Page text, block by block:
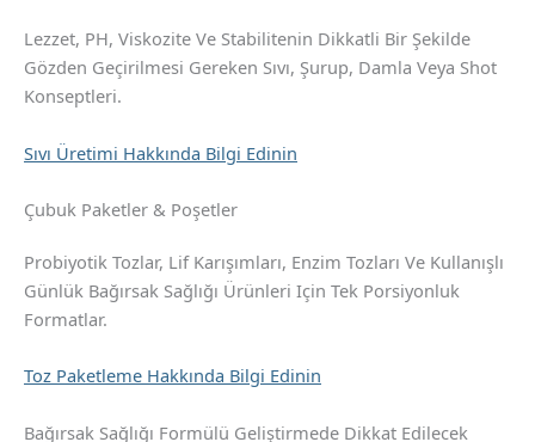
Lezzet, PH, Viskozite Ve Stabilitenin Dikkatli Bir Şekilde
Gözden Geçirilmesi Gereken Sıvı, Şurup, Damla Veya Shot
Konseptleri.
Sıvı Üretimi Hakkında Bilgi Edinin
Çubuk Paketler & Poşetler
Probiyotik Tozlar, Lif Karışımları, Enzim Tozları Ve Kullanışlı
Günlük Bağırsak Sağlığı Ürünleri Için Tek Porsiyonluk
Formatlar.
Toz Paketleme Hakkında Bilgi Edinin
Bağırsak Sağlığı Formülü Geliştirmede Dikkat Edilecek